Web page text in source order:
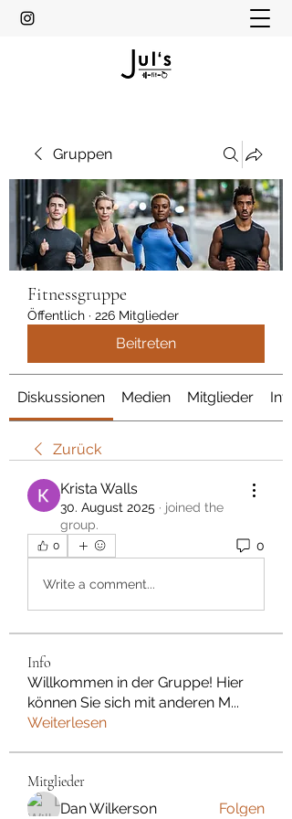
Gruppen
Fitnessgruppe
Öffentlich · 226 Mitglieder
Beitreten
Diskussionen Medien Mitglieder Info
Zurück
Krista Walls
30. August 2025 · joined the
group.
0 0
Write a comment...
Info
Willkommen in der Gruppe! Hier
können Sie sich mit anderen M...
Weiterlesen
Mitglieder
Dan Wilkerson Folgen